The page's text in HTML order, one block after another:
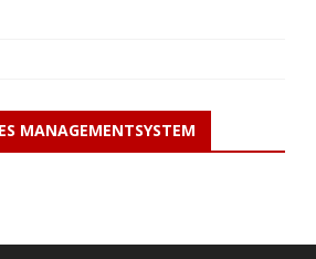
MANAGEMENTSYSTEM